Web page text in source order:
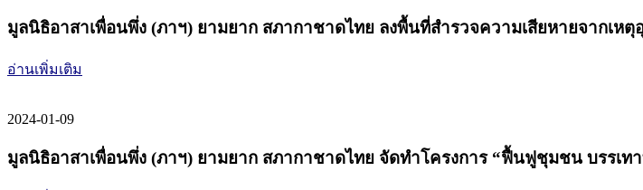
มูลนิธิอาสาเพื่อนพึ่ง (ภาฯ) ยามยาก สภากาชาดไทย ลงพื้นที่สำรวจความเสียหายจากเหตุ
อ่านเพิ่มเติม
2024-01-09
มูลนิธิอาสาเพื่อนพึ่ง (ภาฯ) ยามยาก สภากาชาดไทย จัดทำโครงการ “ฟื้นฟูชุมชน บรรเท